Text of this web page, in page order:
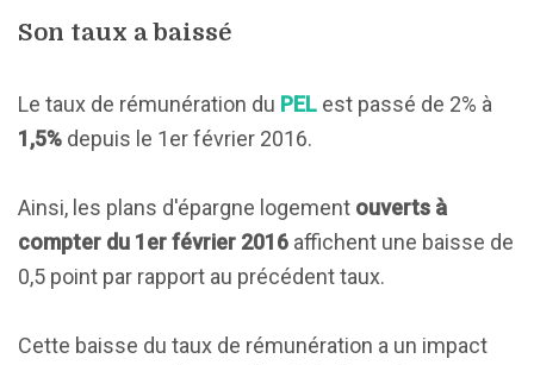
Son taux a baissé
Le taux de rémunération du PEL est passé de 2% à
1,5% depuis le 1er février 2016.
Ainsi, les plans d'épargne logement ouverts à
compter du 1er février 2016 affichent une baisse de
0,5 point par rapport au précédent taux.
Cette baisse du taux de rémunération a un impact